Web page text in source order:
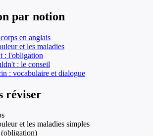
par notion
en anglais
et les maladies
: l'obligation
: le conseil
: vocabulaire et dialogue
réviser
et les maladies simples